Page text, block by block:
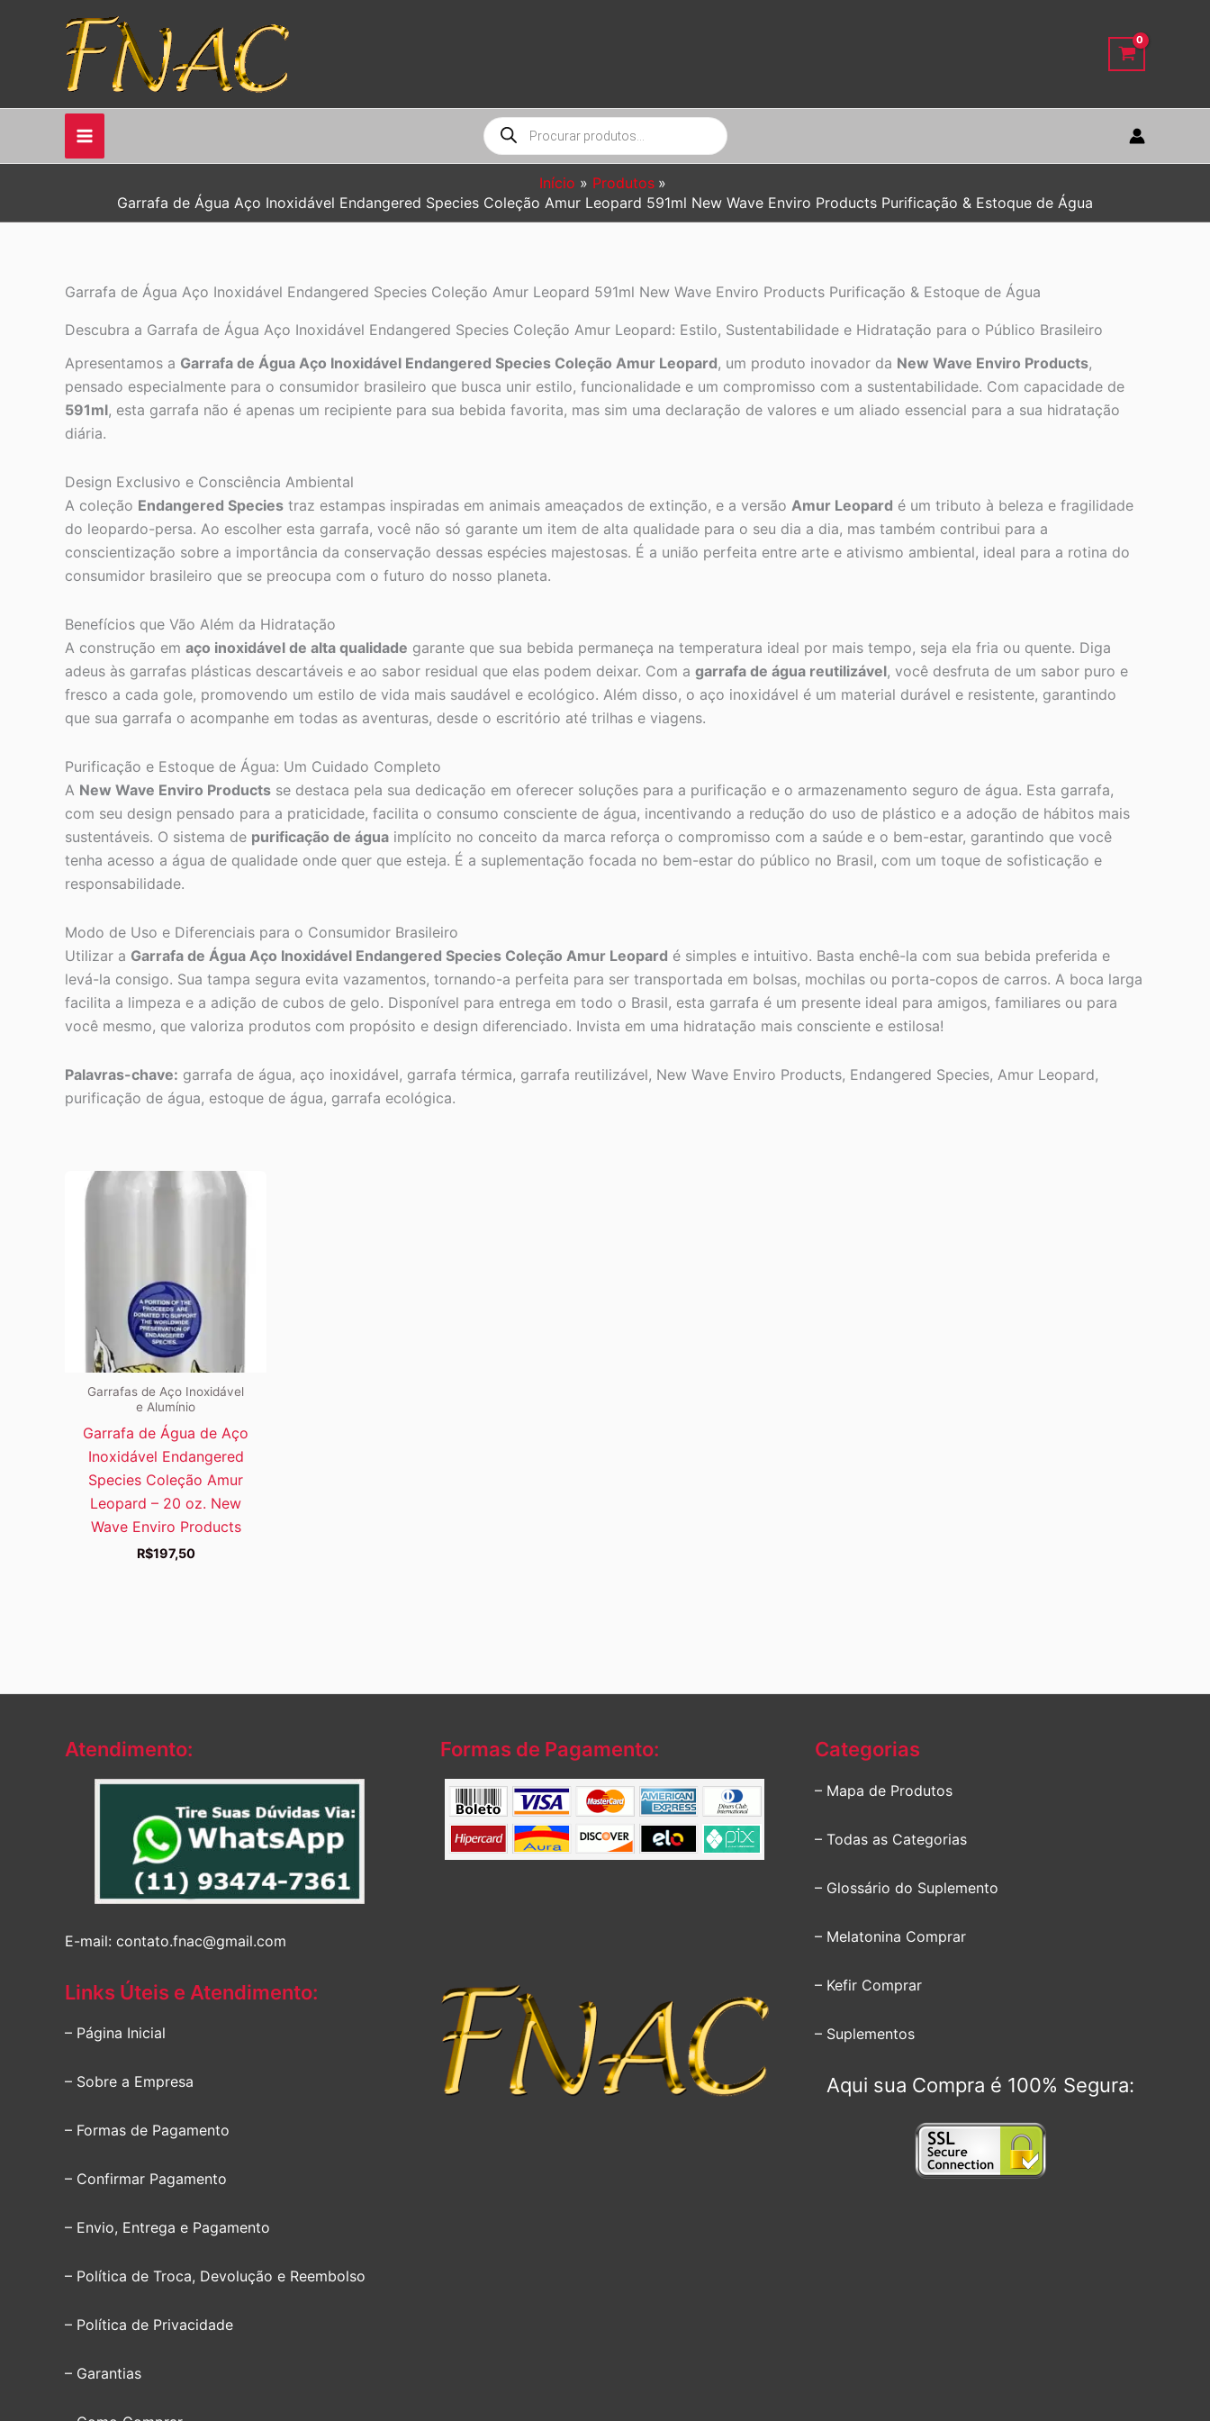
Pesquisar
produtos
Início
Produtos
Garrafa de Água Aço Inoxidável Endangered Species Coleção Amur Leopard 591ml New Wave Enviro Products Purificação & Estoque de Água
Garrafa de Água Aço Inoxidável Endangered Species Coleção Amur Leopard 591ml New Wave Enviro Products Purificação & Estoque de Água
Descubra a Garrafa de Água Aço Inoxidável Endangered Species Coleção Amur Leopard: Estilo, Sustentabilidade e Hidratação para o Público Brasileiro
Apresentamos a Garrafa de Água Aço Inoxidável Endangered Species Coleção Amur Leopard, um produto inovador da New Wave Enviro Products,
pensado especialmente para o consumidor brasileiro que busca unir estilo, funcionalidade e um compromisso com a sustentabilidade. Com capacidade de
591ml, esta garrafa não é apenas um recipiente para sua bebida favorita, mas sim uma declaração de valores e um aliado essencial para a sua hidratação
diária.
Design Exclusivo e Consciência Ambiental
A coleção Endangered Species traz estampas inspiradas em animais ameaçados de extinção, e a versão Amur Leopard é um tributo à beleza e fragilidade
do leopardo-persa. Ao escolher esta garrafa, você não só garante um item de alta qualidade para o seu dia a dia, mas também contribui para a
conscientização sobre a importância da conservação dessas espécies majestosas. É a união perfeita entre arte e ativismo ambiental, ideal para a rotina do
consumidor brasileiro que se preocupa com o futuro do nosso planeta.
Benefícios que Vão Além da Hidratação
A construção em aço inoxidável de alta qualidade garante que sua bebida permaneça na temperatura ideal por mais tempo, seja ela fria ou quente. Diga
adeus às garrafas plásticas descartáveis e ao sabor residual que elas podem deixar. Com a garrafa de água reutilizável, você desfruta de um sabor puro e
fresco a cada gole, promovendo um estilo de vida mais saudável e ecológico. Além disso, o aço inoxidável é um material durável e resistente, garantindo
que sua garrafa o acompanhe em todas as aventuras, desde o escritório até trilhas e viagens.
Purificação e Estoque de Água: Um Cuidado Completo
A New Wave Enviro Products se destaca pela sua dedicação em oferecer soluções para a purificação e o armazenamento seguro de água. Esta garrafa,
com seu design pensado para a praticidade, facilita o consumo consciente de água, incentivando a redução do uso de plástico e a adoção de hábitos mais
sustentáveis. O sistema de purificação de água implícito no conceito da marca reforça o compromisso com a saúde e o bem-estar, garantindo que você
tenha acesso a água de qualidade onde quer que esteja. É a suplementação focada no bem-estar do público no Brasil, com um toque de sofisticação e
responsabilidade.
Modo de Uso e Diferenciais para o Consumidor Brasileiro
Utilizar a Garrafa de Água Aço Inoxidável Endangered Species Coleção Amur Leopard é simples e intuitivo. Basta enchê-la com sua bebida preferida e
levá-la consigo. Sua tampa segura evita vazamentos, tornando-a perfeita para ser transportada em bolsas, mochilas ou porta-copos de carros. A boca larga
facilita a limpeza e a adição de cubos de gelo. Disponível para entrega em todo o Brasil, esta garrafa é um presente ideal para amigos, familiares ou para
você mesmo, que valoriza produtos com propósito e design diferenciado. Invista em uma hidratação mais consciente e estilosa!
Palavras-chave: garrafa de água, aço inoxidável, garrafa térmica, garrafa reutilizável, New Wave Enviro Products, Endangered Species, Amur Leopard,
purificação de água, estoque de água, garrafa ecológica.
Garrafas de Aço Inoxidável
e Alumínio
Garrafa de Água de Aço
Inoxidável Endangered
Species Coleção Amur
Leopard – 20 oz. New
Wave Enviro Products
R$197,50
Atendimento:
E-mail: contato.fnac@gmail.com
Links Úteis e Atendimento:
– Página Inicial
– Sobre a Empresa
– Formas de Pagamento
– Confirmar Pagamento
– Envio, Entrega e Pagamento
– Política de Troca, Devolução e Reembolso
– Política de Privacidade
– Garantias
Formas de Pagamento: Categorias
– Mapa de Produtos
– Todas as Categorias
– Glossário do Suplemento
– Melatonina Comprar
– Kefir Comprar
– Suplementos
Aqui sua Compra é 100% Segura: